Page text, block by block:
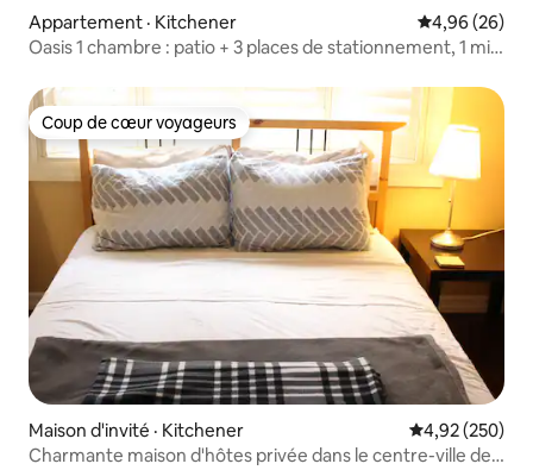
Appartement · Kitchener Note
4,96 (26)
Oasis 1 chambre : patio + 3 places de stationnement, 1 min
Coup de cœur voyageurs
Coup de cœur voyageurs
Maison d'invité · Kitchener Note
4,92 (250)
Charmante maison d'hôtes privée dans le centre-ville de